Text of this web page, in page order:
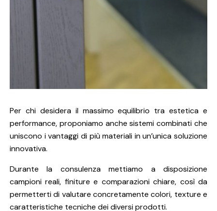
Per chi desidera il massimo equilibrio tra estetica e
performance, proponiamo anche sistemi combinati che
uniscono i vantaggi di più materiali in un’unica soluzione
innovativa.
Durante la consulenza mettiamo a disposizione
campioni reali, finiture e comparazioni chiare, così da
permetterti di valutare concretamente colori, texture e
caratteristiche tecniche dei diversi prodotti.